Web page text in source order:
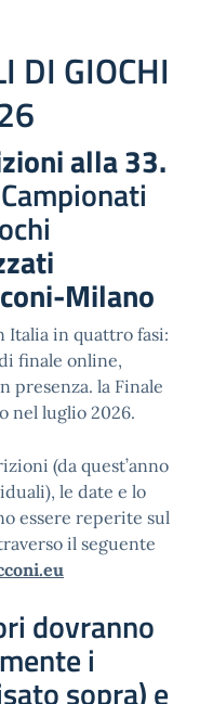
DI GIOCHI
alla 33.
Campionati
Milano
Italia in quattro fasi:
finale online,
presenza. la Finale
nel luglio 2026.
(da quest’anno
le date e lo
essere reperite sul
il seguente
dovranno
i
sopra) e